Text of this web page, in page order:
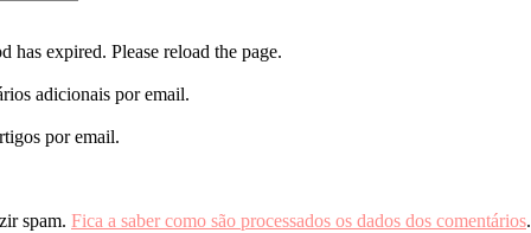
expired. Please reload the page.
adicionais por email.
por email.
spam. Fica a saber como são processados os dados dos comentários.